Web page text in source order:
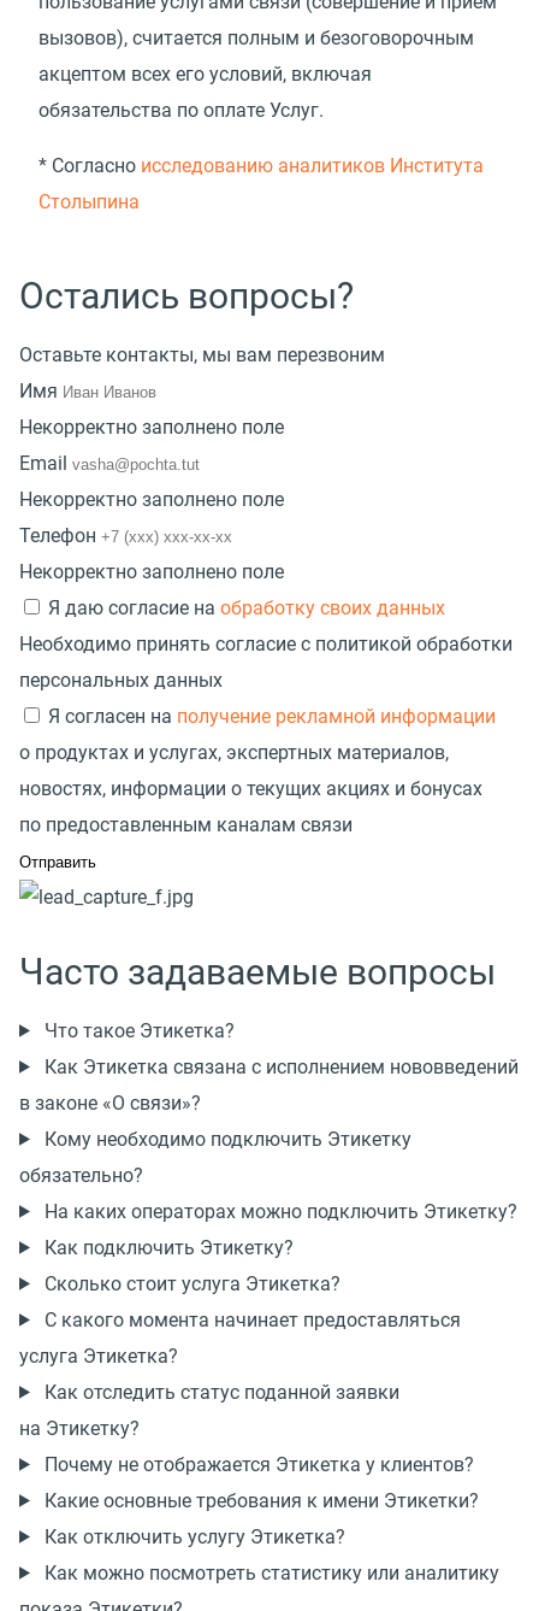
вызовов), считается полным и безоговорочным
акцептом всех его условий, включая
обязательства по оплате Услуг.
* Согласно исследованию аналитиков Института
Столыпина
Остались вопросы?
Оставьте контакты, мы вам перезвоним
Имя
Некорректно заполнено поле
Email
Некорректно заполнено поле
Телефон
Некорректно заполнено поле
Я даю согласие на обработку своих данных
Необходимо принять согласие с политикой обработки
персональных данных
Я согласен на получение рекламной информации
о продуктах и услугах, экспертных материалов,
новостях, информации о текущих акциях и бонусах
по предоставленным каналам связи
Часто задаваемые вопросы
Что такое Этикетка?
Как Этикетка связана с исполнением нововведений
в законе «О связи»?
Кому необходимо подключить Этикетку
обязательно?
На каких операторах можно подключить Этикетку?
Как подключить Этикетку?
Сколько стоит услуга Этикетка?
С какого момента начинает предоставляться
услуга Этикетка?
Как отследить статус поданной заявки
на Этикетку?
Почему не отображается Этикетка у клиентов?
Какие основные требования к имени Этикетки?
Как отключить услугу Этикетка?
Как можно посмотреть статистику или аналитику